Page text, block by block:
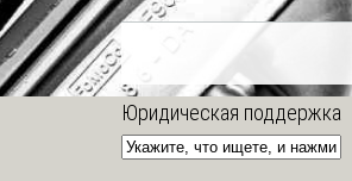
Юридическая поддержка